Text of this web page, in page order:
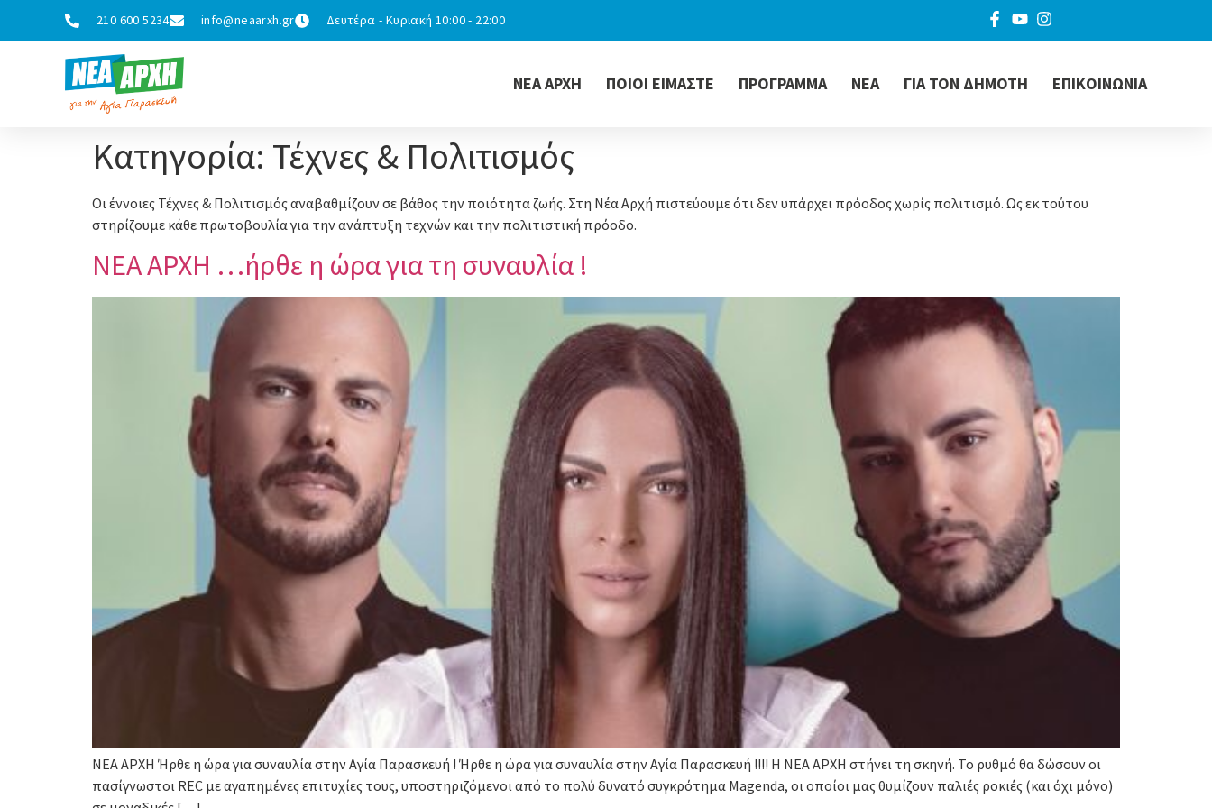
210 600 5234 info@neaarxh.gr Δευτέρα - Κυριακή 10:00 - 22:00
ΝΕΑ ΑΡΧΗ ΠΟΙΟΙ ΕΙΜΑΣΤΕ ΠΡΟΓΡΑΜΜΑ ΝΕΑ ΓΙΑ ΤΟΝ ΔΗΜΟΤΗ ΕΠΙΚΟΙΝΩΝΙΑ
Κατηγορία: Τέχνες & Πολιτισμός
Οι έννοιες Τέχνες & Πολιτισμός αναβαθμίζουν σε βάθος την ποιότητα ζωής. Στη Νέα Αρχή πιστεύουμε ότι δεν υπάρχει πρόοδος χωρίς πολιτισμό. Ως εκ τούτου
στηρίζουμε κάθε πρωτοβουλία για την ανάπτυξη τεχνών και την πολιτιστική πρόοδο.
ΝΕΑ ΑΡΧΗ …ήρθε η ώρα για τη συναυλία !
ΝΕΑ ΑΡΧΗ Ήρθε η ώρα για συναυλία στην Αγία Παρασκευή ! Ήρθε η ώρα για συναυλία στην Αγία Παρασκευή !!!! Η ΝΕΑ ΑΡΧΗ στήνει τη σκηνή. Το ρυθμό θα δώσουν οι
πασίγνωστοι REC με αγαπημένες επιτυχίες τους, υποστηριζόμενοι από το πολύ δυνατό συγκρότημα Magenda, οι οποίοι μας θυμίζουν παλιές ροκιές (και όχι μόνο)